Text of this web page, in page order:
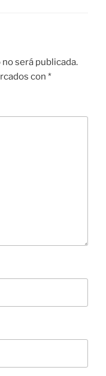
será publicada.
con *